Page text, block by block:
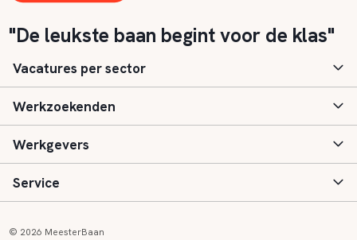
"De leukste baan begint voor de klas"
Vacatures per sector
Basisonderwijs
Speciaal (basis) onderwijs
Voortgezet onderwijs
Werkzoekenden
Aanmelden
Vacatures
Werkgevers
Inloggen
Service
© 2026 MeesterBaan